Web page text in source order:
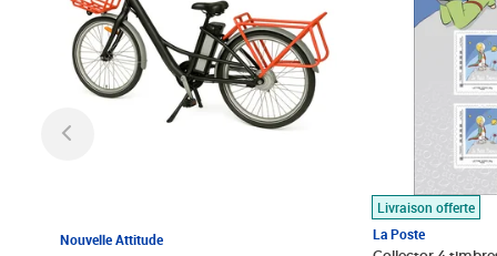
Nouvelle Attitude
Livraison offerte
La Poste